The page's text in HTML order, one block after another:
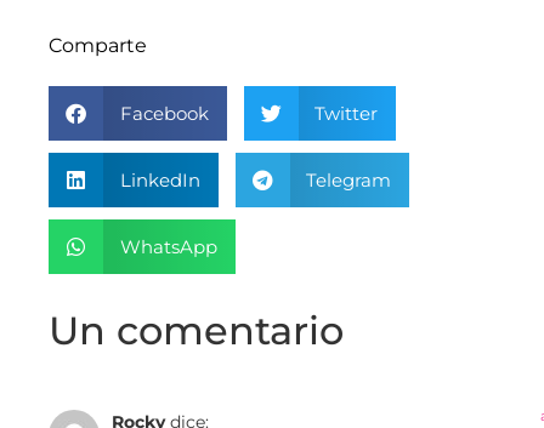
Comparte
Facebook Twitter
LinkedIn Telegram
WhatsApp
Un comentario
Rocky dice: